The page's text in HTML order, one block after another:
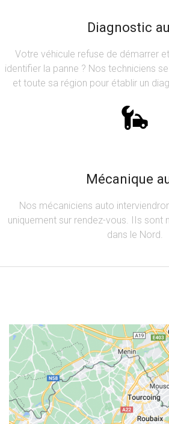
Diagnostic
Votre véhicule refuse de démarrer
identifier la panne ? Nos techniciens
et toute sa région pour établir un
Mécanique
Nos mécaniciens auto
uniquement sur rendez-vous. IIs sont
dans le Nord.